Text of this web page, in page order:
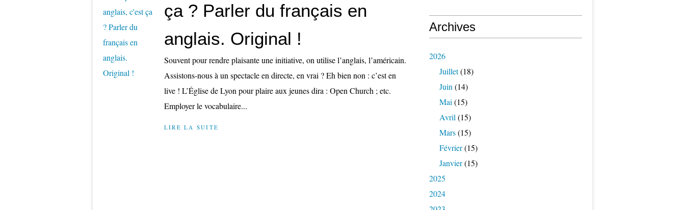
ça ? Parler du français en
anglais. Original !
Souvent pour rendre plaisante une initiative, on utilise l’anglais, l’américain.
Assistons-nous à un spectacle en directe, en vrai ? Eh bien non : c’est en
live ! L’Église de Lyon pour plaire aux jeunes dira : Open Church ; etc.
Employer le vocabulaire...
LIRE LA SUITE
Archives
2026
Juillet(18)
Juin (14)
Mai (15)
Avril (15)
Mars(15)
Février(15)
Janvier(15)
2025
2024